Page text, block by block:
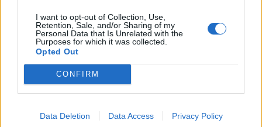
I want to opt-out of Collection, Use,
Retention, Sale, and/or Sharing of my
Personal Data that Is Unrelated with the
Purposes for which it was collected.
Opted Out
CONFIRM
Data Deletion Data Access Privacy Policy
Signaler une erreur